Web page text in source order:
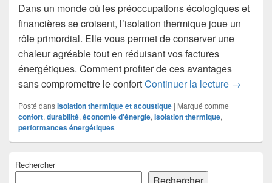
Dans un monde où les préoccupations écologiques et
financières se croisent, l’isolation thermique joue un
rôle primordial. Elle vous permet de conserver une
chaleur agréable tout en réduisant vos factures
énergétiques. Comment profiter de ces avantages
sans compromettre le confortContinuer la lecture Isolation
→
Posté dansIsolation thermique et acoustique | Marqué comme
confort, durabilité, économie d'énergie, Isolation thermique,
performances énergétiques
principale
Rechercher